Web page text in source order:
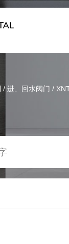
/ 进、回水阀门 /